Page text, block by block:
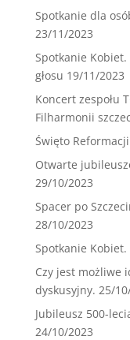
Spotkanie dla
23/11/2023
Spotkanie
głosu 19/11/2023
Koncert zespołu
Filharmonii
Święto
Otwarte
29/10/2023
Spacer po
28/10/2023
Spotkanie Kobiet.
Czy jest możliwe
dyskusyjny. 25/
Jubileusz 500-
24/10/2023